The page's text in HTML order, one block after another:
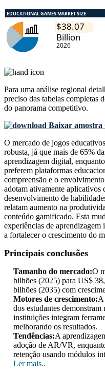
Para uma análise regional
preciso das tabelas completas
do panorama competitivo.
Baixar
O mercado de jogos
robusta, já que mais de 65%
aprendizagem digital,
preferem plataformas
compreensão e o
adotam ativamente aplicativos
desenvolvimento de
relatam aumento na
conteúdo gamificado. Esta
experiências de aprendizagem
a fortalecer o crescimento do
Principais conclusões
Tamanho do mercado:O
bilhões (2025) para US$
bilhões (2035) com
Motores de crescimento:A
dos estudantes
instituições integram
melhorando os resultados.
Tendências:A
adoção de AR/VR,
retenção usando módulos
Ler mais..